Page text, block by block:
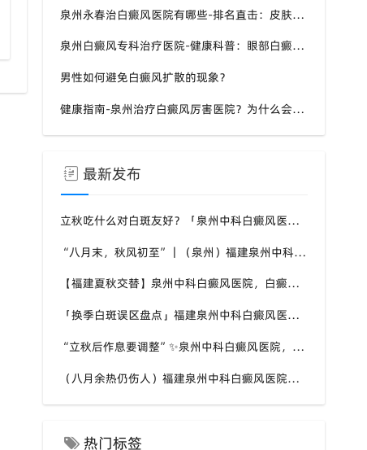
泉州永春治白癜风医院有哪些-排名直击：皮肤白斑是什么原因导致的？
泉州白癜风专科治疗医院-健康科普：眼部白癜风症状？
男性如何避免白癜风扩散的现象？
健康指南-泉州治疗白癜风厉害医院？为什么会长白斑的原因？
最新发布
立秋吃什么对白斑友好？「泉州中科白癜风医院」福建白癜风患者饮食不要盲目忌口
“八月末，秋风初至”｜（泉州）福建泉州中科白癜风医院，聊聊白癜风换季防护关键点
【福建夏秋交替】泉州中科白癜风医院，白癜风患者，入秋之后洗澡习惯也要多注意
「换季白斑误区盘点」福建泉州中科白癜风医院，白斑消长多变，科学对待才是正道
“立秋后作息要调整”✨泉州中科白癜风医院，白癜风患者，不良作息会影响皮肤状态
（八月余热仍伤人）福建泉州中科白癜风医院，白癜风外出，依旧要做好硬防晒措施
热门标签